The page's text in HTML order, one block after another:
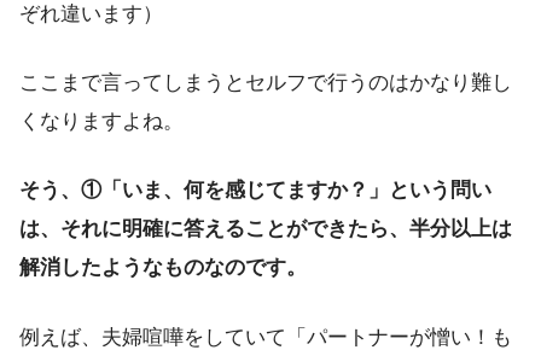
ぞれ違います）
ここまで言ってしまうとセルフで行うのはかなり難し
くなりますよね。
そう、①「いま、何を感じてますか？」という問い
は、それに明確に答えることができたら、半分以上は
解消したようなものなのです。
例えば、夫婦喧嘩をしていて「パートナーが憎い！も